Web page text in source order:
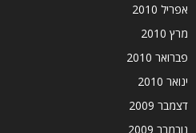
אפריל 2010
מרץ 2010
פברואר 2010
ינואר 2010
דצמבר 2009
נובמבר 2009